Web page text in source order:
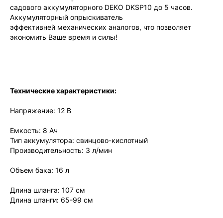
садового аккумуляторного DEKO DKSP10 до 5 часов.
Аккумуляторный опрыскиватель
эффективней механических аналогов, что позволяет
экономить Ваше время и силы!
Технические характеристики:
Напряжение: 12 В
Емкость: 8 Ач
Тип аккумулятора: свинцово-кислотный
Производительность: 3 л/мин
Объем бака: 16 л
Длина шланга: 107 см
Длина штанги: 65-99 см